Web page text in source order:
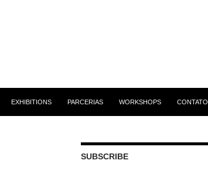
EXHIBITIONS PARCERIAS WORKSHOPS CONTATO
SUBSCRIBE